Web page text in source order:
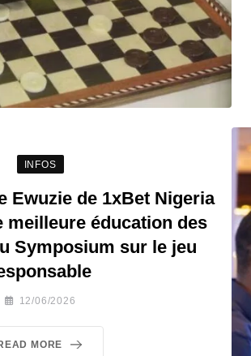
INFOS
Ewuzie de 1xBet Nigeria
meilleure éducation des
Symposium sur le jeu
12/06/2026
MORE